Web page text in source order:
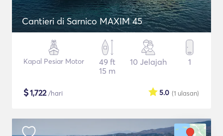
Cantieri di Sarnico MAXIM 45
Kapal Pesiar Motor
49 ft
15 m
10 Jelajah 1
$1,722/hari (1 ulasan)
5.0